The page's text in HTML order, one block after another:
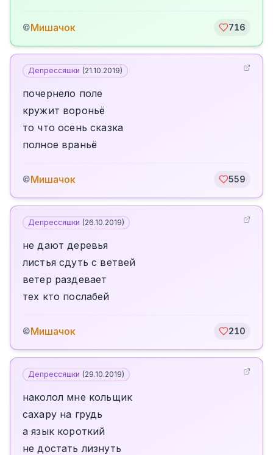
©Мишачок 716
Депрессяшки (21.10.2019)
почернело поле
кружит вороньё
то что осень сказка
полное враньё
©Мишачок 559
Депрессяшки (26.10.2019)
не дают деревья
листья сдуть с ветвей
ветер раздевает
тех кто послабей
©Мишачок 210
Депрессяшки (29.10.2019)
наколол мне кольщик
сахару на грудь
а язык короткий
не достать лизнуть